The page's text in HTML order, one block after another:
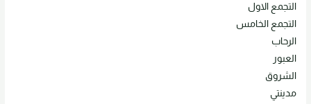
التجمع الاول
التجمع الخامس
الرحاب
العبور
الشروق
مدينتي